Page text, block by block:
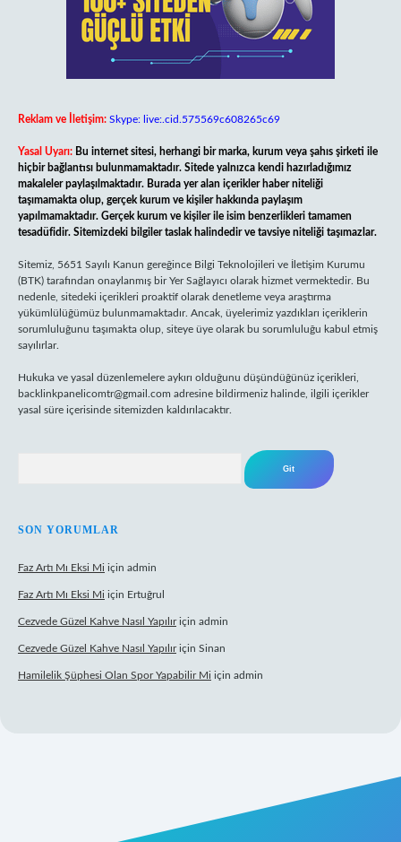
Reklam ve İletişim: Skype: live:.cid.575569c608265c69
Yasal Uyarı: Bu internet sitesi, herhangi bir marka, kurum veya şahıs şirketi ile
hiçbir bağlantısı bulunmamaktadır. Sitede yalnızca kendi hazırladığımız
makaleler paylaşılmaktadır. Burada yer alan içerikler haber niteliği
taşımamakta olup, gerçek kurum ve kişiler hakkında paylaşım
yapılmamaktadır. Gerçek kurum ve kişiler ile isim benzerlikleri tamamen
tesadüfidir. Sitemizdeki bilgiler taslak halindedir ve tavsiye niteliği taşımazlar.
Sitemiz, 5651 Sayılı Kanun gereğince Bilgi Teknolojileri ve İletişim Kurumu
(BTK) tarafından onaylanmış bir Yer Sağlayıcı olarak hizmet vermektedir. Bu
nedenle, sitedeki içerikleri proaktif olarak denetleme veya araştırma
yükümlülüğümüz bulunmamaktadır. Ancak, üyelerimiz yazdıkları içeriklerin
sorumluluğunu taşımakta olup, siteye üye olarak bu sorumluluğu kabul etmiş
sayılırlar.
Hukuka ve yasal düzenlemelere aykırı olduğunu düşündüğünüz içerikleri,
backlinkpanelicomtr@gmail.com adresine bildirmeniz halinde, ilgili içerikler
yasal süre içerisinde sitemizden kaldırılacaktır.
SON YORUMLAR
Faz Artı Mı Eksi Mi için admin
Faz Artı Mı Eksi Mi için Ertuğrul
Cezvede Güzel Kahve Nasıl Yapılıriçin admin
Cezvede Güzel Kahve Nasıl Yapılıriçin Sinan
Hamilelik Şüphesi Olan Spor Yapabilir Mi için admin